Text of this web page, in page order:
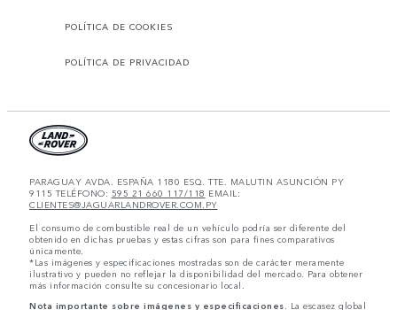
POLÍTICA DE COOKIES
POLÍTICA DE PRIVACIDAD
PARAGUAY AVDA. ESPAÑA 1180 ESQ. TTE. MALUTIN ASUNCIÓN PY
9115 TELÉFONO: 595 21 660 117/118 EMAIL:
CLIENTES@JAGUARLANDROVER.COM.PY
El consumo de combustible real de un vehículo podría ser diferente del
obtenido en dichas pruebas y estas cifras son para fines comparativos
únicamente.
*Las imágenes y especificaciones mostradas son de carácter meramente
ilustrativo y pueden no reflejar la disponibilidad del mercado. Para obtener
más información consulte su concesionario local.
Nota importante sobre imágenes y especificaciones. La escasez global